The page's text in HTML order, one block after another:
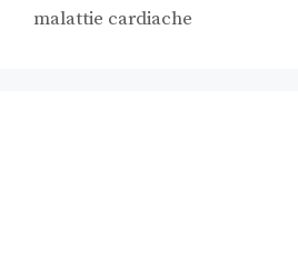
malattie cardiache